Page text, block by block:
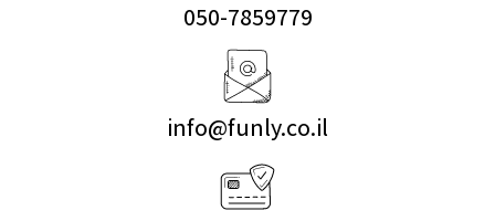
050-7859779
info@funly.co.il